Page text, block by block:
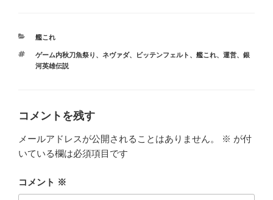
カ
ゴ
リ
艦これ
タ
グ
ゲーム内秋刀魚祭り 、 ネヴァダ、 ビッテンフェルト 、 艦これ、 運営、 銀
河英雄伝説
コメントを残す
メールアドレスが公開されることはありません。 ※ が付
いている欄は必須項目です
コメント ※